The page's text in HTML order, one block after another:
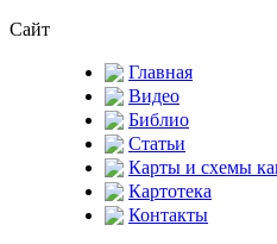
Сайт
Главная
Видео
Библио
Статьи
Карты и схемы
Картотека
Контакты